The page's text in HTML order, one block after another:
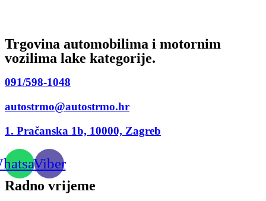
Trgovina automobilima i motornim
vozilima lake kategorije.
091/598-1048
autostrmo@autostrmo.hr
1. Pračanska 1b, 10000, Zagreb
Viber
Radno vrijeme